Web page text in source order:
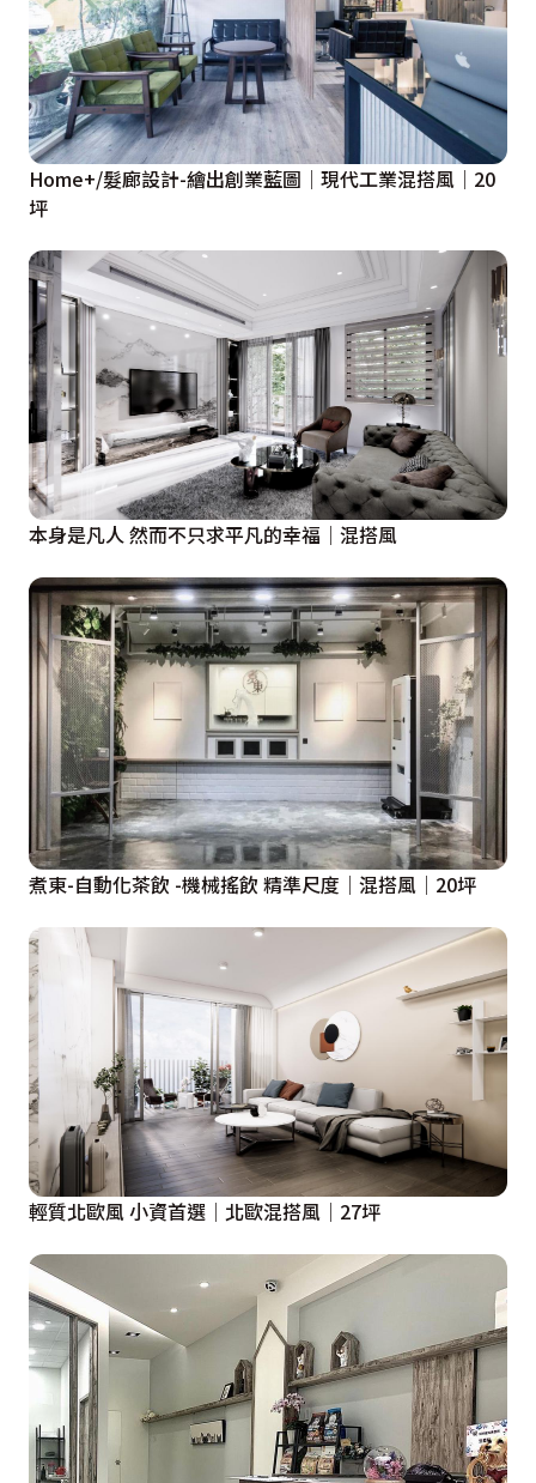
Home+/髮廊設計-繪出創業藍圖│現代工業混搭風│20
坪
本身是凡人 然而不只求平凡的幸福│混搭風
煮東-自動化茶飲 -機械搖飲 精準尺度│混搭風│20坪
輕質北歐風 小資首選│北歐混搭風│27坪